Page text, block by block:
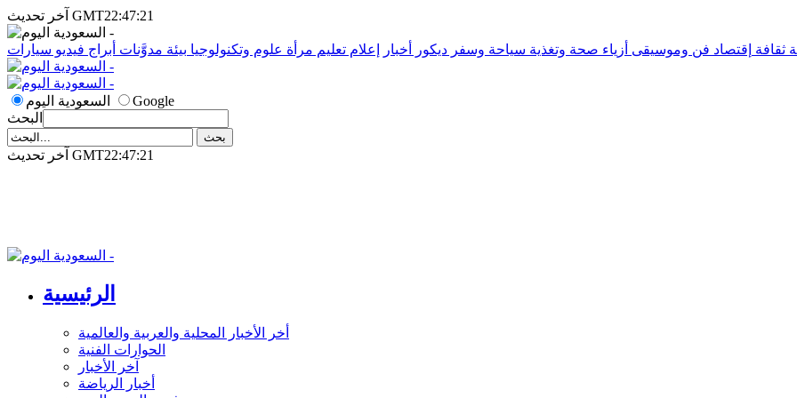
آخر تحديث GMT22:47:21
ثقافة إقتصاد فن وموسيقى أزياء صحة وتغذية سياحة وسفر ديكور أخبار إعلام تعليم مرأة علوم وتكنولوجيا بيئة مدوَّنات أبراج فيديو سيارات
السعودية اليوم
Google
البحث
آخر تحديث GMT22:47:21
الرئيسية
أخر الأخبار المحلية والعربية والعالمية
الحوارات الفنية
آخر الأخبار
أخبار الرياضة